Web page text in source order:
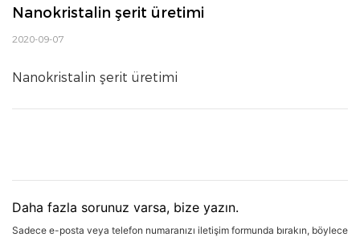
Nanokristalin şerit üretimi
2020-09-07
Nanokristalin şerit üretimi
Daha fazla sorunuz varsa, bize yazın.
Sadece e-posta veya telefon numaranızı iletişim formunda bırakın, böylece